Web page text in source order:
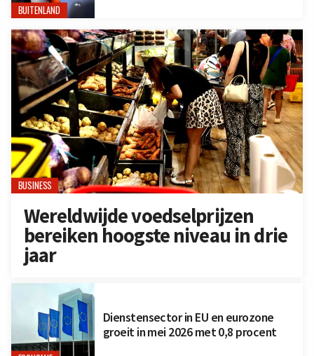
BUITENLAND
BUSINESS
Wereldwijde voedselprijzen
bereiken hoogste niveau in drie
jaar
Dienstensector in EU en eurozone
groeit in mei 2026 met 0,8 procent